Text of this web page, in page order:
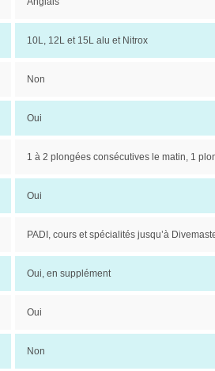
10L, 12L et 15L alu et Nitrox
Non
Oui
1 à 2 plongées consécutives le matin, 1
Oui
PADI, cours et spécialités jusqu’à
Oui, en supplément
Oui
Non